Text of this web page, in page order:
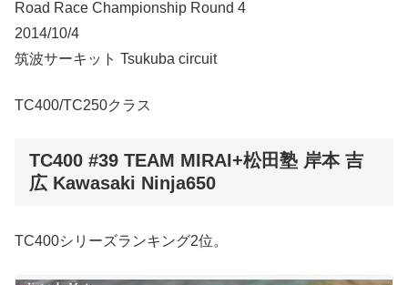
Road Race Championship Round 4
2014/10/4
筑波サーキット Tsukuba circuit
TC400/TC250クラス
TC400 #39 TEAM MIRAI+松田塾 岸本 吉
広 Kawasaki Ninja650
TC400シリーズランキング2位。